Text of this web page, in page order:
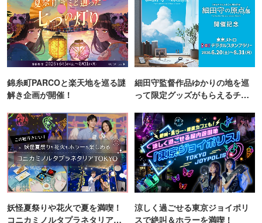
錦糸町PARCOと楽天地を巡る謎
解き企画が開催！
細田守監督作品ゆかりの地を巡
って限定グッズがもらえるチャ
妖怪夏祭りや花火で夏を満喫！
コニカミノルタプラネタリア
涼しく過ごせる東京ジョイポリ
スで絶叫＆ホラーを満喫！